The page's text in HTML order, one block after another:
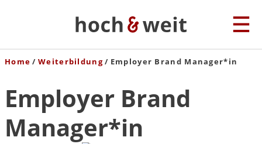
Home Weiterbildung Employer Brand Manager*in
Employer Brand
Manager*in